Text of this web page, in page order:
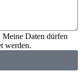
Meine Daten dürfen
werden.